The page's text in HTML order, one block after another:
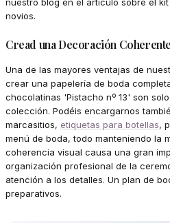
novios.
Cread una Decoración
Una de las mayores ventajas de
crear una papelería de boda
chocolatinas 'Pistacho nº 13' son
colección. Podéis encargarnos
marcasitios, etiquetas para botellas,
menú de boda, todo manteniendo la
coherencia visual causa una gran
organización profesional de la
atención a los detalles. Un plan de
preparativos.